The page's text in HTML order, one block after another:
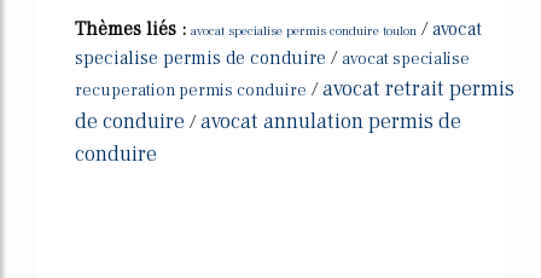
Thèmes liés : avocat specialise permis conduire toulon /avocat
specialise permis de conduire / avocat specialise
recuperation permis conduire /avocat retrait permis
de conduire /avocat annulation permis de
conduire